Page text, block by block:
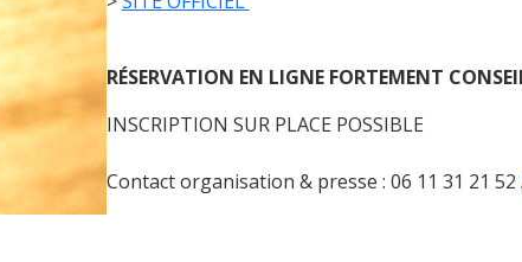
RÉSERVATION EN LIGNE FORTEMENT
INSCRIPTION SUR PLACE POSSIBLE
Contact organisation & presse : 06 11 31 21 52